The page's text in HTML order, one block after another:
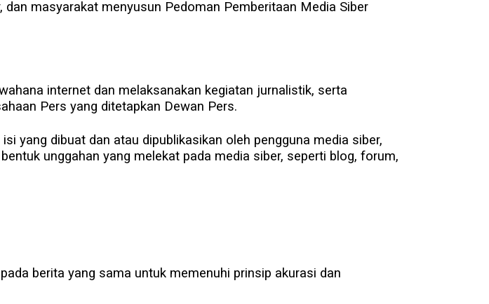
masyarakat menyusun Pedoman Pemberitaan Media Siber
internet dan melaksanakan kegiatan jurnalistik, serta
Pers yang ditetapkan Dewan Pers.
yang dibuat dan atau dipublikasikan oleh pengguna media siber,
unggahan yang melekat pada media siber, seperti blog, forum,
berita yang sama untuk memenuhi prinsip akurasi dan